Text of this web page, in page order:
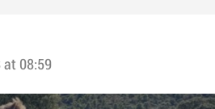
at 08:59